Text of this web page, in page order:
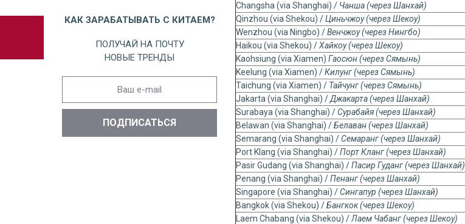
КАК ЗАРАБАТЫВАТЬ С КИТАЕМ?
ПОЛУЧАЙ НА ПОЧТУ
НОВЫЕ ТРЕНДЫ
Changsha (via Shanghai) / Чанша (через Шанхай)
Qinzhou (via Shekou) /Циньчжоу (через Шекоу)
Wenzhou (via Ningbo) /Венчжоу (через Нингбо)
Haikou (via Shekou) /Хайкоу (через Шекоу)
Kaohsiung (via Xiamen) Гаосюн (через Сямынь)
Keelung (via Xiamen) /Килунг (через Сямынь)
Taichung (via Xiamen) / Тайчунг (через Сямынь)
Jakarta (via Shanghai) /Джакарта (через Шанхай)
Surabaya (via Shanghai) /Сурабайя (через Шанхай)
Belawan (via Shanghai) /Белаван (через Шанхай)
Semarang (via Shanghai) /Семаранг (через Шанхай)
Port Klang (via Shanghai) /Порт Кланг (через Шанхай)
Pasir Gudang (via Shanghai) /Пасир Гуданг (через Шанхай)
Penang (via Shanghai) /Пенанг (через Шанхай)
Singapore (via Shanghai) /Сингапур (через Шанхай)
Bangkok (via Shekou) /Бангкок (через Шекоу)
Laem Chabang (via Shekou) /Лаем Чабанг (через Шекоу)